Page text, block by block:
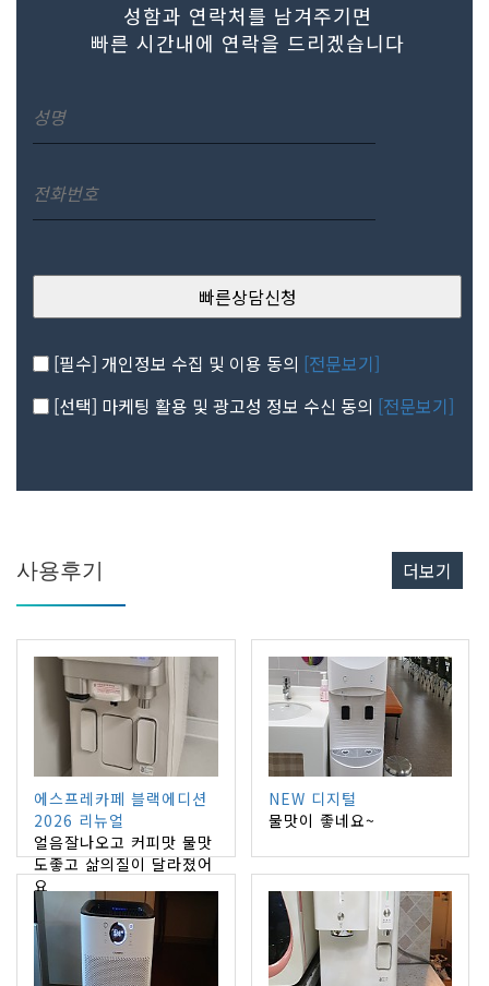
성함과 연락처를 남겨주기면
빠른 시간내에 연락을 드리겠습니다
빠른상담신청
[필수] 개인정보 수집 및 이용 동의 [전문보기]
[선택] 마케팅 활용 및 광고성 정보 수신 동의 [전문보기]
사용후기 더보기
에스프레카페 블랙에디션
2026 리뉴얼
얼음잘나오고 커피맛 물맛
도좋고 삶의질이 달라졌어
요
NEW 디지털
물맛이 좋네요~